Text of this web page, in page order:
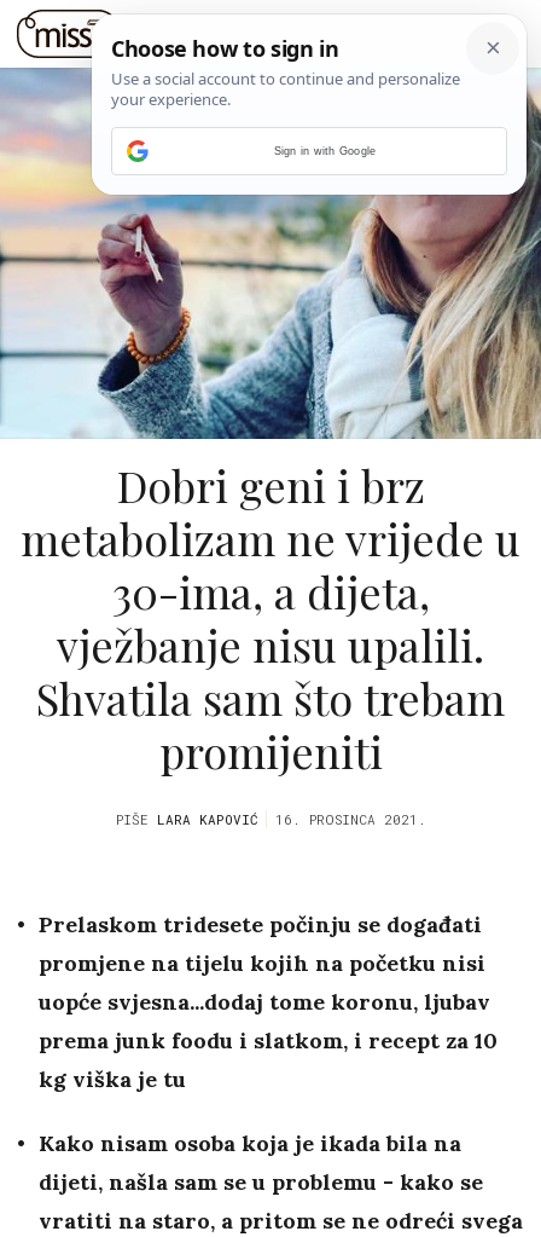
Dobri geni i brz
metabolizam ne vrijede u
30-ima, a dijeta,
vježbanje nisu upalili.
Shvatila sam što trebam
promijeniti
PIŠE LARA KAPOVIĆ 16. PROSINCA 2021.
Prelaskom tridesete počinju se događati
promjene na tijelu kojih na početku nisi
uopće svjesna...dodaj tome koronu, ljubav
prema junk foodu i slatkom, i recept za 10
kg viška je tu
Kako nisam osoba koja je ikada bila na
dijeti, našla sam se u problemu - kako se
vratiti na staro, a pritom se ne odreći svega
Sign in with Google